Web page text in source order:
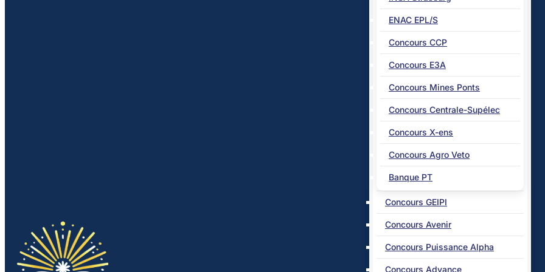
ENAC EPL/S
Concours CCP
Concours E3A
Concours Mines Ponts
Concours Centrale-Supélec
Concours X-ens
Concours Agro Veto
Banque PT
Concours GEIPI
Concours Avenir
Concours Puissance Alpha
Concours Advance